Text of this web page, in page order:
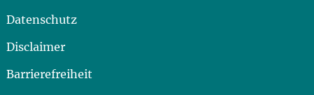
Datenschutz
Disclaimer
Barrierefreiheit